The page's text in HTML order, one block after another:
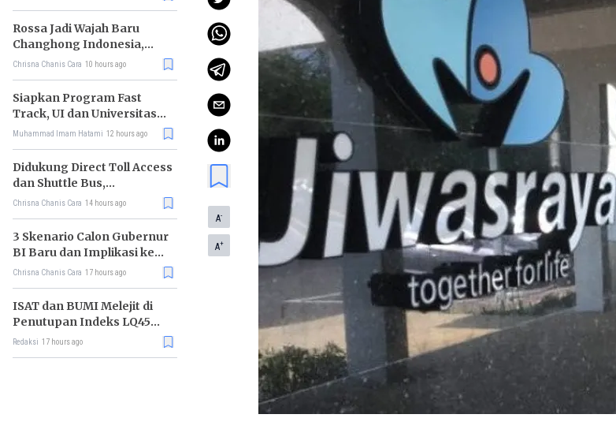
Rossa Jadi Wajah Baru
Changhong Indonesia,
Garansi Produk Kini
Chrisna Chanis Cara 10 hours ago
Siapkan Program Fast
Track, UI dan Universitas
Agung Podomoro Jalin
Muhammad Imam Hatami 12 hours ago
Didukung Direct Toll Access
dan Shuttle Bus,
Paramount Petals Kian
Chrisna Chanis Cara 14 hours ago
3 Skenario Calon Gubernur
BI Baru dan Implikasi ke
Pasar
Chrisna Chanis Cara 17 hours ago
ISAT dan BUMI Melejit di
Penutupan Indeks LQ45
Hari Ini
Redaksi 17 hours ago
A-
A+